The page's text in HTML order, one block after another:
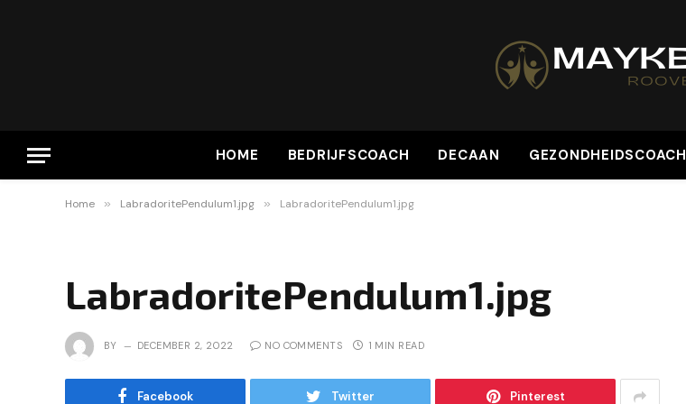
HOME BEDRIJFSCOACH DECAAN GEZONDHEIDSCOACH
Home » LabradoritePendulum1.jpg » LabradoritePendulum1.jpg
LabradoritePendulum1.jpg
BY DECEMBER 2, 2022 NO COMMENTS 1 MIN READ
Facebook Twitter Pinterest